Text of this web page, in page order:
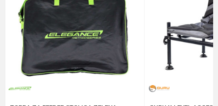
Anti-spam zaštita - izračunajte koliko je 9 - 4 :